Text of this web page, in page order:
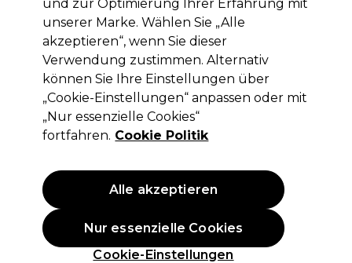
XP200
XP200 Natural Flair Permanent
Haarfarbe 1.0 Schwarz 100ml
(11)
5,05 €ohne MwSt.
(PROFI-PREIS)
6,01 €inkl. MwSt.)| 5.05 € pro 100ml
ANGEBOT
und zur Optimierung Ihrer Erfahrung mit
unserer Marke. Wählen Sie „Alle
akzeptieren“, wenn Sie dieser
Verwendung zustimmen. Alternativ
können Sie Ihre Einstellungen über
„Cookie-Einstellungen“ anpassen oder mit
„Nur essenzielle Cookies“
fortfahren. Cookie Politik
Cookie-Einstellungen
Nur essenzielle Cookies
Alle akzeptieren